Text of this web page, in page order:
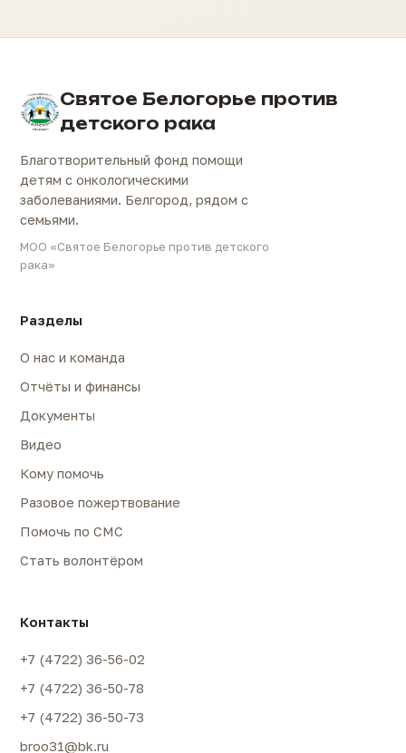
Святое Белогорье против
детского рака
Благотворительный фонд помощи
детям с онкологическими
заболеваниями. Белгород, рядом с
семьями.
МОО «Святое Белогорье против детского
рака»
Разделы
О нас и команда
Отчёты и финансы
Документы
Видео
Кому помочь
Разовое пожертвование
Помочь по СМС
Стать волонтёром
Контакты
+7 (4722) 36-56-02
+7 (4722) 36-50-78
+7 (4722) 36-50-73
broo31@bk.ru